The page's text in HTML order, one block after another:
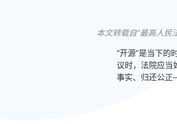
本文转载自“最高人民
“开源”是当下的
议时，法院应当
事实、归还公